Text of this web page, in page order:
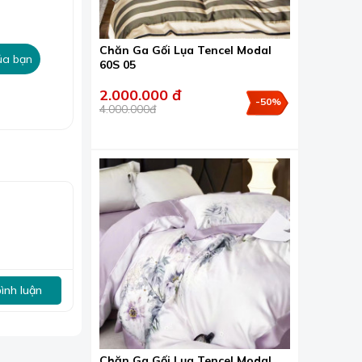
đông.
bạn
luận
Chăn Ga Gối Lụa Tencel Modal
60S 05
2.000.000 đ
4.000.000đ
-50%